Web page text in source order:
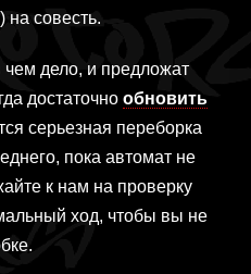
на совесть.
чем дело, и предложат
достаточно обновить
серьезная переборка
пока автомат не
к нам на проверку
ход, чтобы вы не